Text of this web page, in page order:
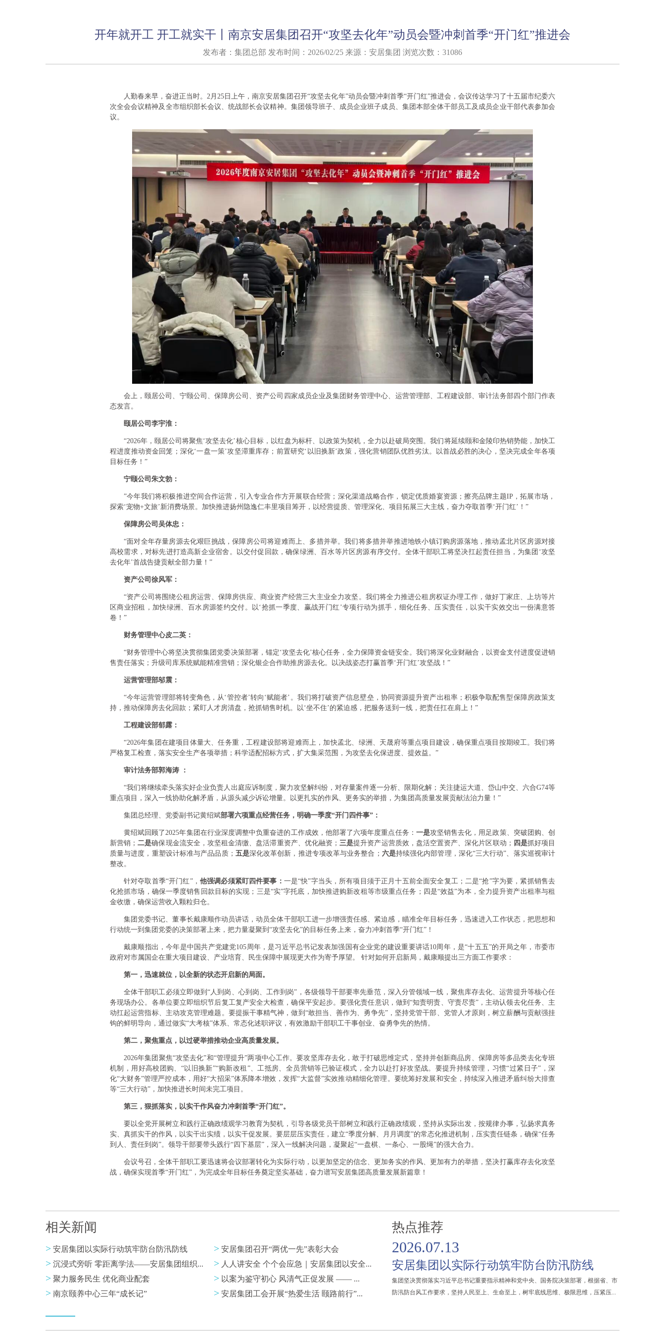
开年就开工 开工就实干丨南京安居集团召开“攻坚去化年”动员会暨冲刺首季“开门红”推进会
发布者：集团总部 发布时间：2026/02/25 来源：安居集团 浏览次数：31086
人勤春来早，奋进正当时。2月25日上午，南京安居集团召开“攻坚去化年”动员会暨冲刺首季“开门红”推进会，会议传达学习了十五届市纪委六
次全会会议精神及全市组织部长会议、统战部长会议精神。集团领导班子、成员企业班子成员、集团本部全体干部员工及成员企业干部代表参加会
议。
会上，颐居公司、宁颐公司、保障房公司、资产公司四家成员企业及集团财务管理中心、运营管理部、工程建设部、审计法务部四个部门作表
态发言。
颐居公司李宇淮：
“2026年，颐居公司将聚焦‘攻坚去化’核心目标，以红盘为标杆、以政策为契机，全力以赴破局突围。我们将延续颐和金陵印热销势能，加快工
程进度推动资金回笼；深化‘一盘一策’攻坚滞重库存；前置研究‘以旧换新’政策，强化营销团队优胜劣汰。以首战必胜的决心，坚决完成全年各项
目标任务！”
宁颐公司朱文勃：
”今年我们将积极推进空间合作运营，引入专业合作方开展联合经营；深化渠道战略合作，锁定优质婚宴资源；擦亮品牌主题IP，拓展市场，
探索‘宠物+文旅’新消费场景。加快推进扬州隐逸仁丰里项目筹开，以经营提质、管理深化、项目拓展三大主线，奋力夺取首季‘开门红’！”
保障房公司吴体忠：
“面对全年存量房源去化艰巨挑战，保障房公司将迎难而上、多措并举。我们将多措并举推进地铁小镇订购房源落地，推动孟北片区房源对接
高校需求，对标先进打造高新企业宿舍。以交付促回款，确保绿洲、百水等片区房源有序交付。全体干部职工将坚决扛起责任担当，为集团‘攻坚
去化年’首战告捷贡献全部力量！”
资产公司徐风军：
“资产公司将围绕公租房运营、保障房供应、商业资产经营三大主业全力攻坚。我们将全力推进公租房权证办理工作，做好丁家庄、上坊等片
区商业招租，加快绿洲、百水房源签约交付。以‘抢抓一季度、赢战开门红’专项行动为抓手，细化任务、压实责任，以实干实效交出一份满意答
卷！”
财务管理中心皮二英：
“财务管理中心将坚决贯彻集团党委决策部署，锚定‘攻坚去化’核心任务，全力保障资金链安全。我们将深化业财融合，以资金支付进度促进销
售责任落实；升级司库系统赋能精准营销；深化银企合作助推房源去化。以决战姿态打赢首季‘开门红’攻坚战！”
运营管理部邬震：
“今年运营管理部将转变角色，从‘管控者’转向‘赋能者’。我们将打破资产信息壁垒，协同资源提升资产出租率；积极争取配售型保障房政策支
持，推动保障房去化回款；紧盯人才房清盘，抢抓销售时机。以‘坐不住’的紧迫感，把服务送到一线，把责任扛在肩上！”
工程建设部郁露：
“2026年集团在建项目体量大、任务重，工程建设部将迎难而上，加快孟北、绿洲、天晟府等重点项目建设，确保重点项目按期竣工。我们将
严格复工检查，落实安全生产各项举措；科学适配招标方式，扩大集采范围，为攻坚去化保进度、提效益。”
审计法务部郭海涛 ：
“我们将继续牵头落实好企业负责人出庭应诉制度，聚力攻坚解纠纷，对存量案件逐一分析、限期化解；关注捷运大道、岱山中交、六合G74等
重点项目，深入一线协助化解矛盾，从源头减少诉讼增量。以更扎实的作风、更务实的举措，为集团高质量发展贡献法治力量！”
集团总经理、党委副书记黄绍斌部署六项重点经营任务，明确一季度“开门四件事”：
黄绍斌回顾了2025年集团在行业深度调整中负重奋进的工作成效，他部署了六项年度重点任务： 一是攻坚销售去化，用足政策、突破团购、创
新营销；二是确保现金流安全，攻坚租金清缴、盘活滞重资产、优化融资； 三是提升资产运营质效，盘活空置资产、深化片区联动； 四是抓好项目
质量与进度，重塑设计标准与产品品质； 五是深化改革创新，推进专项改革与业务整合； 六是持续强化内部管理，深化“三大行动”、落实巡视审计
整改。
针对夺取首季“开门红”， 他强调必须紧盯四件要事： 一是“快”字当头，所有项目须于正月十五前全面安全复工；二是“抢”字为要，紧抓销售去
化抢抓市场，确保一季度销售回款目标的实现；三是“实”字托底，加快推进购新改租等市级重点任务；四是“效益”为本，全力提升资产出租率与租
金收缴，确保运营收入颗粒归仓。
集团党委书记、董事长戴康顺作动员讲话，动员全体干部职工进一步增强责任感、紧迫感，瞄准全年目标任务，迅速进入工作状态，把思想和
行动统一到集团党委的决策部署上来，把力量凝聚到“攻坚去化”的目标任务上来，奋力冲刺首季“开门红”！
戴康顺指出，今年是中国共产党建党105周年，是习近平总书记发表加强国有企业党的建设重要讲话10周年，是“十五五”的开局之年，市委市
政府对市属国企在重大项目建设、产业培育、民生保障中展现更大作为寄予厚望。 针对如何开启新局，戴康顺提出三方面工作要求：
第一，迅速就位，以全新的状态开启新的局面。
全体干部职工必须立即做到“人到岗、心到岗、工作到岗”，各级领导干部要率先垂范，深入分管领域一线，聚焦库存去化、运营提升等核心任
务现场办公。各单位要立即组织节后复工复产安全大检查，确保平安起步。要强化责任意识，做到“知责明责、守责尽责”，主动认领去化任务、主
动扛起运营指标、主动攻克管理难题。要提振干事精气神，做到“敢担当、善作为、勇争先”，坚持党管干部、党管人才原则，树立薪酬与贡献强挂
钩的鲜明导向，通过做实“大考核”体系、常态化述职评议，有效激励干部职工干事创业、奋勇争先的热情。
第二，聚焦重点，以过硬举措推动企业高质量发展。
2026年集团聚焦“攻坚去化”和“管理提升”两项中心工作。要攻坚库存去化，敢于打破思维定式，坚持并创新商品房、保障房等多品类去化专班
机制，用好高校团购、“以旧换新”“购新改租”、工抵房、全员营销等已验证模式，全力以赴打好攻坚战。要提升持续管理，习惯“过紧日子”，深
化“大财务”管理严控成本，用好“大招采”体系降本增效，发挥“大监督”实效推动精细化管理。要统筹好发展和安全，持续深入推进矛盾纠纷大排查
等“三大行动”，加快推进长时间未完工项目。
第三，狠抓落实，以实干作风奋力冲刺首季“开门红”。
要以全党开展树立和践行正确政绩观学习教育为契机，引导各级党员干部树立和践行正确政绩观，坚持从实际出发，按规律办事，弘扬求真务
实、真抓实干的作风，以实干出实绩，以实干促发展。要层层压实责任，建立“季度分解、月月调度”的常态化推进机制，压实责任链条，确保“任务
到人、责任到岗”。领导干部要带头践行“四下基层”，深入一线解决问题，凝聚起“一盘棋、一条心、一股绳”的强大合力。
会议号召，全体干部职工要迅速将会议部署转化为实际行动，以更加坚定的信念、更加务实的作风、更加有力的举措，坚决打赢库存去化攻坚
战，确保实现首季“开门红”，为完成全年目标任务奠定坚实基础，奋力谱写安居集团高质量发展新篇章！
相关新闻
> 安居集团以实际行动筑牢防台防汛防线 > 安居集团召开“两优一先”表彰大会
> 沉浸式旁听 零距离学法——安居集团组织... > 人人讲安全 个个会应急｜安居集团以安全...
> 聚力服务民生 优化商业配套 > 以案为鉴守初心 风清气正促发展 —— ...
> 南京颐养中心三年“成长记” > 安居集团工会开展“热爱生活 颐路前行”...
热点推荐
2026.07.13
安居集团以实际行动筑牢防台防汛防线
集团坚决贯彻落实习近平总书记重要指示精神和党中央、国务院决策部署，根据省、市
防汛防台风工作要求，坚持人民至上、生命至上，树牢底线思维、极限思维，压紧压...